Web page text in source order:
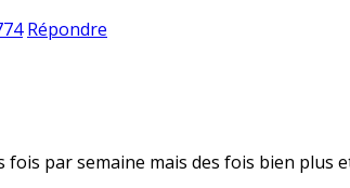
Répondre
par semaine mais des fois bien plus